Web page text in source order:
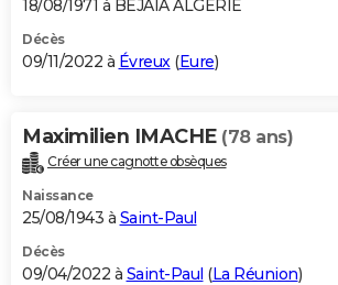
18/08/1971 à BEJAIA ALGERIE
Décès
09/11/2022 à Évreux(Eure)
Maximilien IMACHE (78 ans)
Créer une cagnotte obsèques
Naissance
25/08/1943 à Saint-Paul
Décès
09/04/2022 à Saint-Paul (La Réunion)